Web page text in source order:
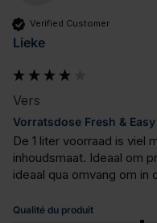
Verified Customer
Lieke
Vers
Vorratsdose Fresh &
De 1 liter voorraad is viel
inhoudsmaat. Ideaal om
ideaal qua omvang om in
Qualité du produit